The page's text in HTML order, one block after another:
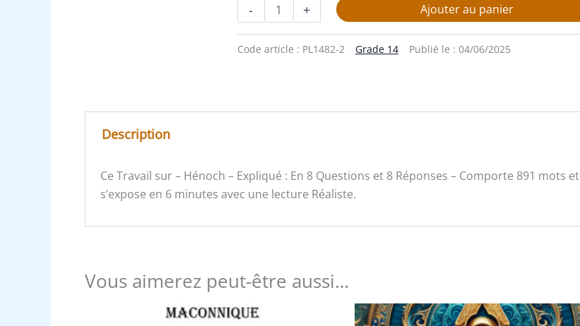
- + Ajouter au panier
Code article : PL1482-2 Grade 14 Publié le : 04/06/2025
Description
Ce Travail sur – Hénoch – Expliqué : En 8 Questions et 8 Réponses – Comporte 891 mots et
s’expose en 6 minutes avec une lecture Réaliste.
Vous aimerez peut-être aussi…